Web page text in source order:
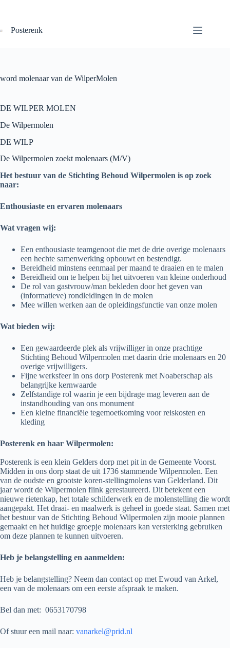
inhoudPosterenk
word molenaar van de WilperMolen
DE WILPER MOLEN
De Wilpermolen
DE WILP
De Wilpermolen zoekt molenaars (M/V)
Het bestuur van de Stichting Behoud Wilpermolen is op zoek
naar:
Enthousiaste en ervaren molenaars
Wat vragen wij:
Een enthousiaste teamgenoot die met de drie overige molenaars
een hechte samenwerking opbouwt en bestendigt.
Bereidheid minstens eenmaal per maand te draaien en te malen
Bereidheid om te helpen bij het uitvoeren van kleine onderhoud
De rol van gastvrouw/man bekleden door het geven van
(informatieve) rondleidingen in de molen
Mee willen werken aan de opleidingsfunctie van onze molen
Wat bieden wij:
Een gewaardeerde plek als vrijwilliger in onze prachtige
Stichting Behoud Wilpermolen met daarin drie molenaars en 20
overige vrijwilligers.
Fijne werksfeer in ons dorp Posterenk met Noaberschap als
belangrijke kernwaarde
Zelfstandige rol waarin je een bijdrage mag leveren aan de
instandhouding van ons monument
Een kleine financiële tegemoetkoming voor reiskosten en
kleding
Posterenk en haar Wilpermolen:
Posterenk is een klein Gelders dorp met pit in de Gemeente Voorst.
Midden in ons dorp staat de uit 1736 stammende Wilpermolen. Een
van de oudste en grootste koren-stellingmolens van Gelderland. Dit
jaar wordt de Wilpermolen flink gerestaureerd. Dit betekent een
nieuwe rietenkap, het totale schilderwerk en de molenstelling die wordt
aangepakt. Het draai- en maalwerk is geheel in goede staat. Samen met
het bestuur van de Stichting Behoud Wilpermolen zijn mooie plannen
gemaakt en het huidige groepje molenaars kan versterking gebruiken
om deze plannen te kunnen uitvoeren.
Heb je belangstelling en aanmelden:
Heb je belangstelling? Neem dan contact op met Ewoud van Arkel,
een van de molenaars om een eerste afspraak te maken.
Bel dan met: 0653170798
Of stuur een mail naar: vanarkel@prid.nl